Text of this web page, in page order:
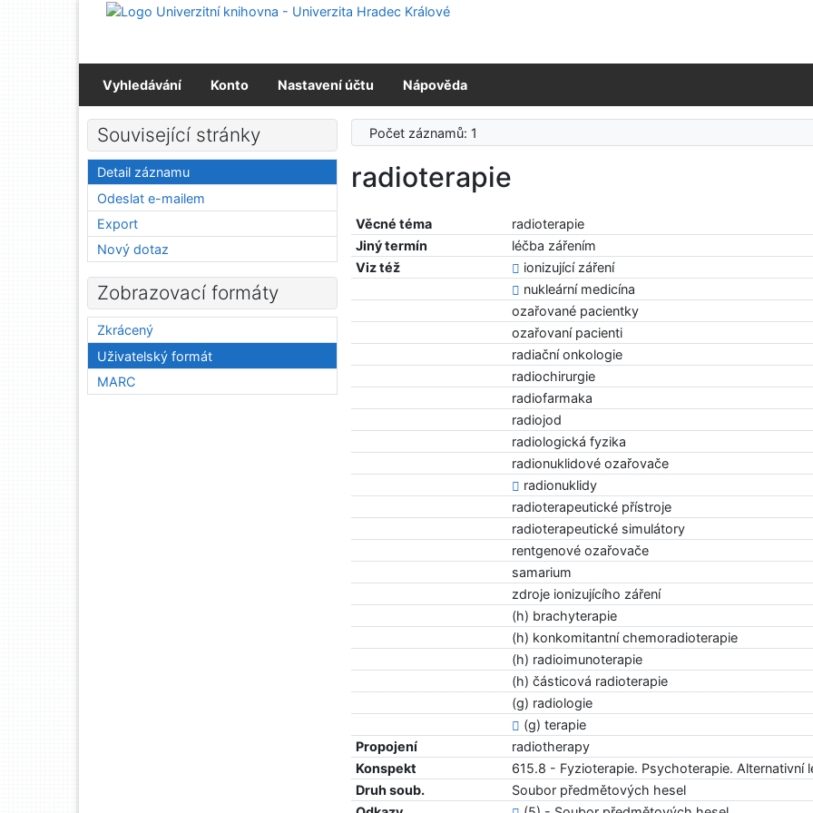
Přejít na obsah
Vyhledávání Konto Nastavení účtu Nápověda
Počet záznamů: 1
radioterapie
Věcné téma
radioterapie
Jiný termín
léčba zářením
Viz též
ionizující záření
nukleární medicína
ozařované pacientky
ozařovaní pacienti
radiační onkologie
radiochirurgie
radiofarmaka
radiojod
radiologická fyzika
radionuklidové ozařovače
radionuklidy
radioterapeutické přístroje
radioterapeutické simulátory
rentgenové ozařovače
samarium
zdroje ionizujícího záření
(h) brachyterapie
(h) konkomitantní chemoradioterapie
(h) radioimunoterapie
(h) částicová radioterapie
(g) radiologie
(g) terapie
Propojení
radiotherapy
Konspekt
615.8 - Fyzioterapie. Psychoterapie. Alternativní
Druh soub.
Soubor předmětových hesel
Související stránky
Detail záznamu
Odeslat e-mailem
Export
Nový dotaz
Zobrazovací formáty
Zkrácený
Uživatelský formát
MARC